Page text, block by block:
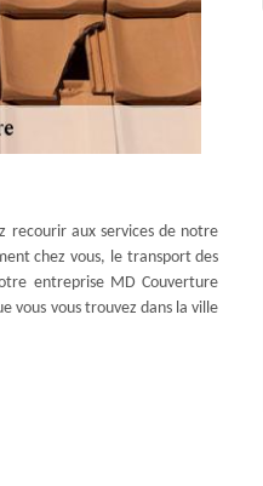
recourir aux services de notre
chez vous, le transport des
entreprise MD Couverture
vous vous trouvez dans la ville